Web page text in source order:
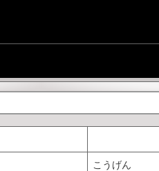
こうげん